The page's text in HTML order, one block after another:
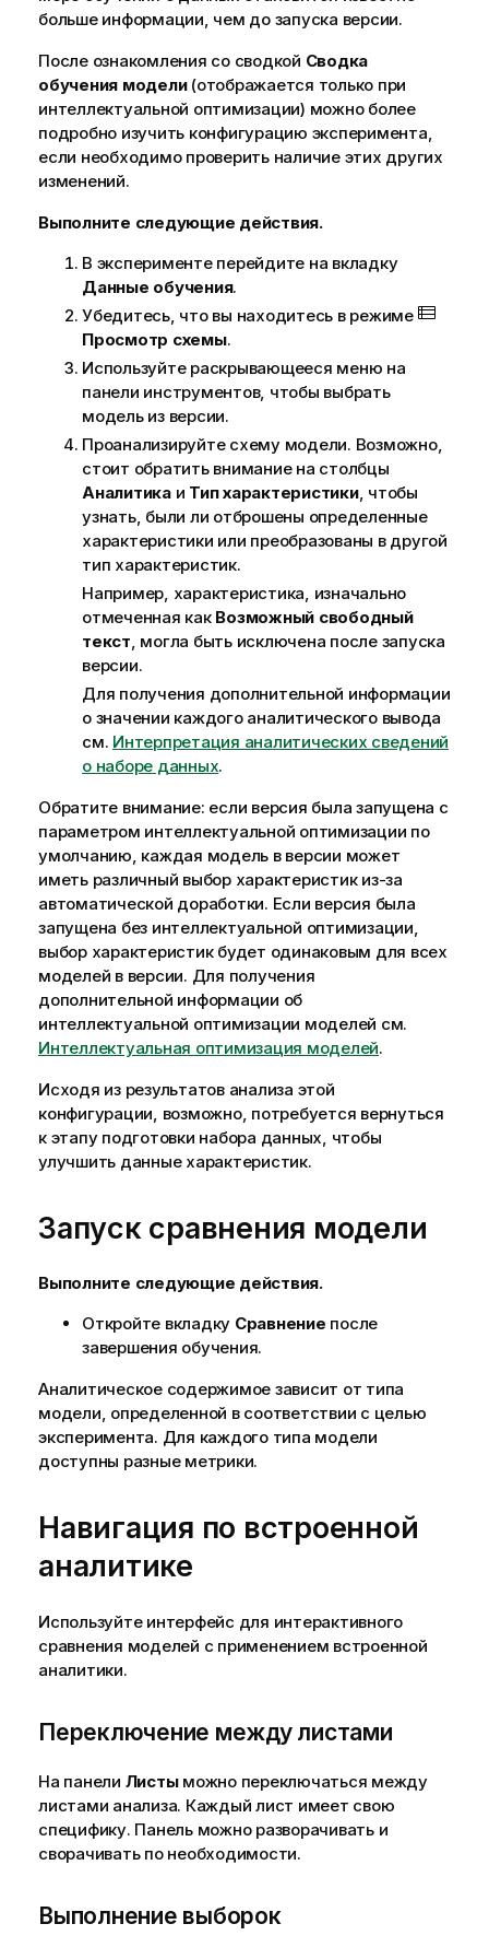
больше информации, чем до запуска версии.
После ознакомления со сводкой Сводка
обучения модели(отображается только при
интеллектуальной оптимизации) можно более
подробно изучить конфигурацию эксперимента,
если необходимо проверить наличие этих других
изменений.
Выполните следующие действия.
В эксперименте перейдите на вкладку
Данные обучения.
Убедитесь, что вы находитесь в режиме
Просмотр схемы.
Используйте раскрывающееся меню на
панели инструментов, чтобы выбрать
модель из версии.
Проанализируйте схему модели. Возможно,
стоит обратить внимание на столбцы
Аналитикаи Тип характеристики, чтобы
узнать, были ли отброшены определенные
характеристики или преобразованы в другой
тип характеристик.
Например, характеристика, изначально
отмеченная как Возможный свободный
текст , могла быть исключена после запуска
версии.
Для получения дополнительной информации
о значении каждого аналитического вывода
см. Интерпретация аналитических сведений
о наборе данных.
Обратите внимание: если версия была запущена с
параметром интеллектуальной оптимизации по
умолчанию, каждая модель в версии может
иметь различный выбор характеристик из-за
автоматической доработки. Если версия была
запущена без интеллектуальной оптимизации,
выбор характеристик будет одинаковым для всех
моделей в версии. Для получения
дополнительной информации об
интеллектуальной оптимизации моделей см.
Интеллектуальная оптимизация моделей.
Исходя из результатов анализа этой
конфигурации, возможно, потребуется вернуться
к этапу подготовки набора данных, чтобы
улучшить данные характеристик.
Запуск сравнения модели
Выполните следующие действия.
Откройте вкладку Сравнение после
завершения обучения.
Аналитическое содержимое зависит от типа
модели, определенной в соответствии с целью
эксперимента. Для каждого типа модели
доступны разные метрики.
Навигация по встроенной
аналитике
Используйте интерфейс для интерактивного
сравнения моделей с применением встроенной
аналитики.
Переключение между листами
На панели Листыможно переключаться между
листами анализа. Каждый лист имеет свою
специфику. Панель можно разворачивать и
сворачивать по необходимости.
Выполнение выборок